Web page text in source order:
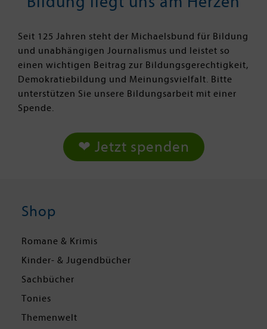
Seit 125 Jahren steht der Michaelsbund für Bildung
und unabhängigen Journalismus und leistet so
einen wichtigen Beitrag zur Bildungsgerechtigkeit,
Demokratiebildung und Meinungsvielfalt. Bitte
unterstützen Sie unsere Bildungsarbeit mit einer
Spende.
❤ Jetzt spenden
Shop
Romane & Krimis
Kinder- & Jugendbücher
Sachbücher
Tonies
Themenwelt